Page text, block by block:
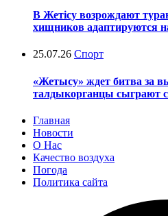
В Жетісу возрождают
хищников адаптируются
25.07.26 Спорт
«Жетысу» ждет битва за
талдыкорганцы сыграют
Главная
Новости
О Нас
Качество воздуха
Погода
Политика сайта